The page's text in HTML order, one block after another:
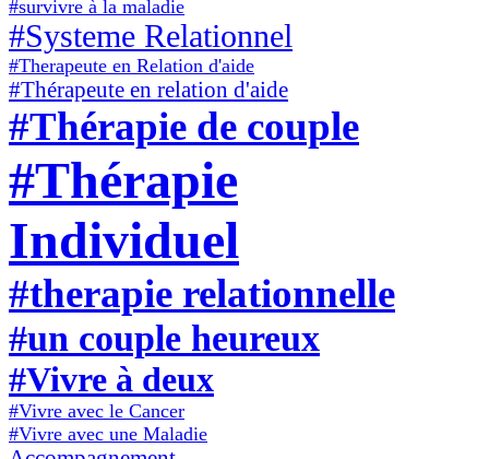
#survivre à la maladie
#Systeme Relationnel
#Therapeute en Relation d'aide
#Thérapeute en relation d'aide
#Thérapie de couple
#Thérapie
Individuel
#therapie relationnelle
#un couple heureux
#Vivre à deux
#Vivre avec le Cancer
#Vivre avec une Maladie